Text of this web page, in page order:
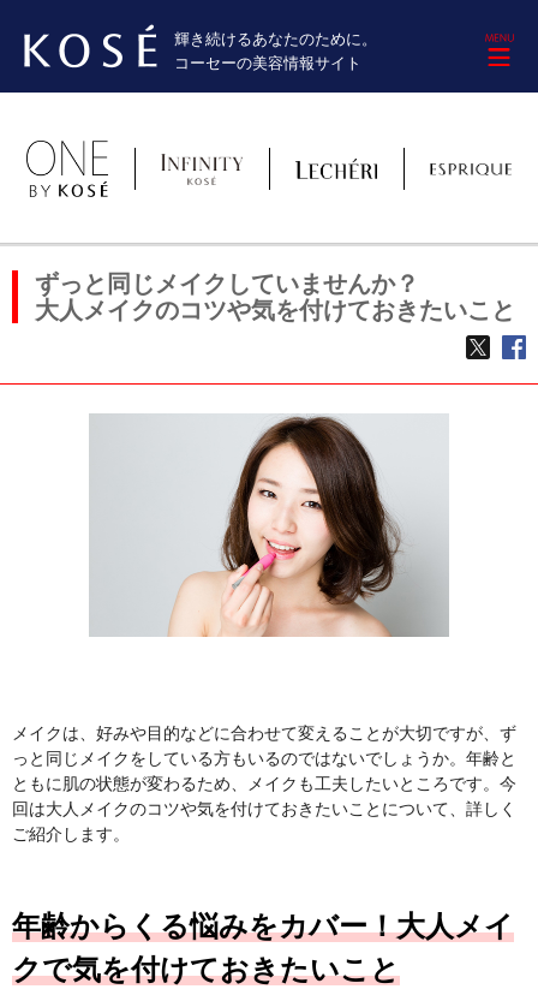
輝き続けるあなたのために。
コーセーの美容情報サイト
ずっと同じメイクしていませんか？
大人メイクのコツや気を付けておきたいこと
メイクは、好みや目的などに合わせて変えることが大切ですが、ず
っと同じメイクをしている方もいるのではないでしょうか。年齢と
ともに肌の状態が変わるため、メイクも工夫したいところです。今
回は大人メイクのコツや気を付けておきたいことについて、詳しく
ご紹介します。
年齢からくる悩みをカバー！大人メイ
クで気を付けておきたいこと